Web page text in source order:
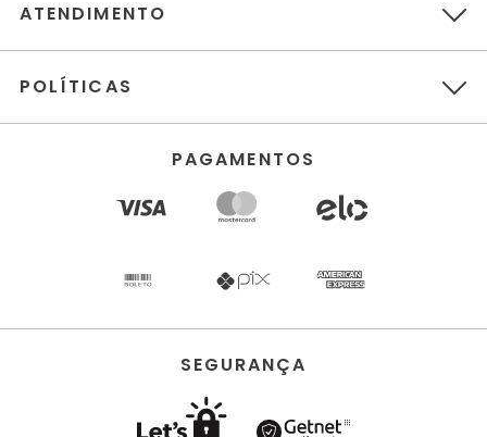
ATENDIMENTO
POLÍTICAS
PAGAMENTOS
SEGURANÇA